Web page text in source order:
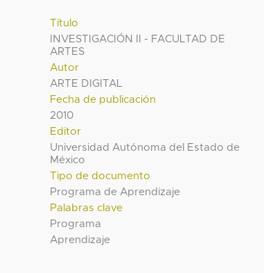
Título
INVESTIGACIÓN II - FACULTAD DE
ARTES
Autor
ARTE DIGITAL
Fecha de publicación
2010
Editor
Universidad Autónoma del Estado de
México
Tipo de documento
Programa de Aprendizaje
Palabras clave
Programa
Aprendizaje